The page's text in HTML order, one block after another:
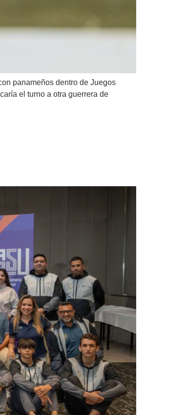
panameños dentro de Juegos
el turno a otra guerrera de